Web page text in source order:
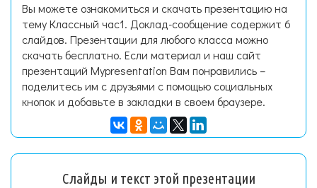
Вы можете ознакомиться и скачать презентацию на
тему Классный час1. Доклад-сообщение содержит 6
слайдов. Презентации для любого класса можно
скачать бесплатно. Если материал и наш сайт
презентаций Mypresentation Вам понравились –
поделитесь им с друзьями с помощью социальных
кнопок и добавьте в закладки в своем браузере.
Слайды и текст этой презентации